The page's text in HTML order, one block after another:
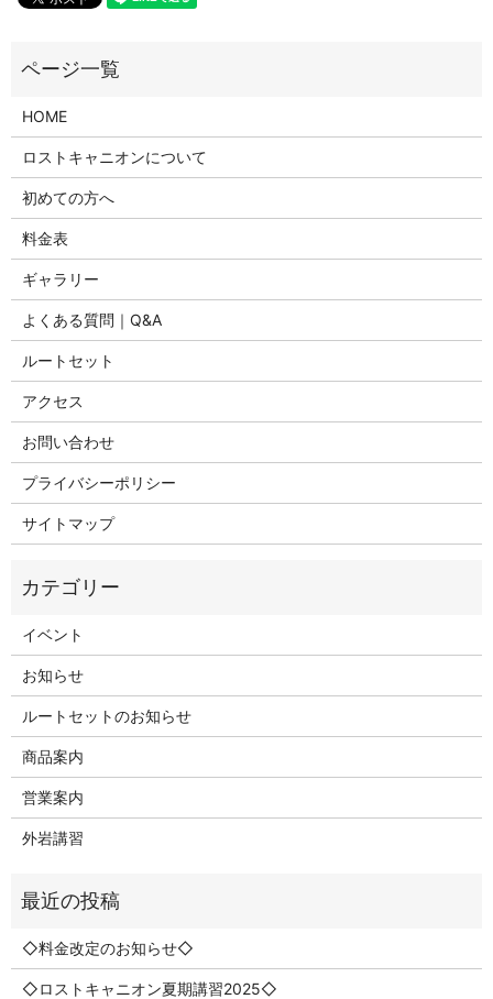
HOME
ロストキャニオンについて
初めての方へ
料金表
ギャラリー
よくある質問｜Q&A
ルートセット
アクセス
お問い合わせ
プライバシーポリシー
サイトマップ
イベント
お知らせ
ルートセットのお知らせ
商品案内
営業案内
外岩講習
◇料金改定のお知らせ◇
◇ロストキャニオン夏期講習2025◇